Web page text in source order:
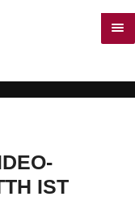
IST